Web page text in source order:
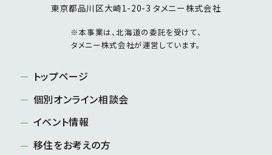
東京都品川区大崎1-20-3 タメニー株式会社
※本事業は、北海道の委託を受けて、
タメニー株式会社が運営しています。
トップページ
個別オンライン相談会
イベント情報
移住をお考えの方